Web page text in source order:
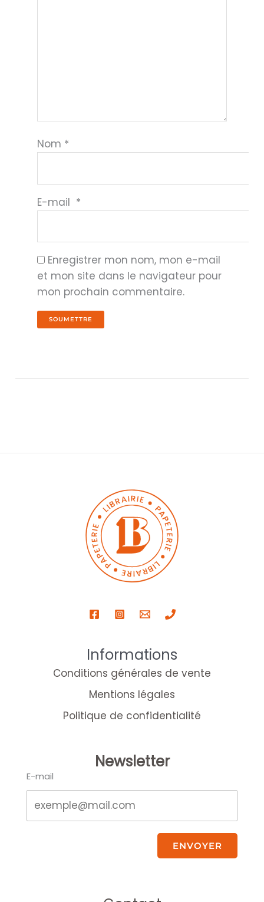
Nom *
E-mail *
Enregistrer mon nom, mon e-mail
et mon site dans le navigateur pour
mon prochain commentaire.
Informations
Conditions générales de vente
Mentions légales
Politique de confidentialité
Newsletter
E-mail
ENVOYER